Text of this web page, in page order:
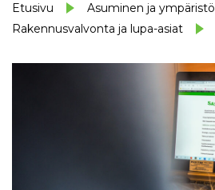
Etusivu
Asuminen ja ympäristö
Rakennusvalvonta ja lupa-asiat